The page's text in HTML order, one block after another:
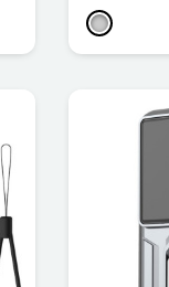
Transparent